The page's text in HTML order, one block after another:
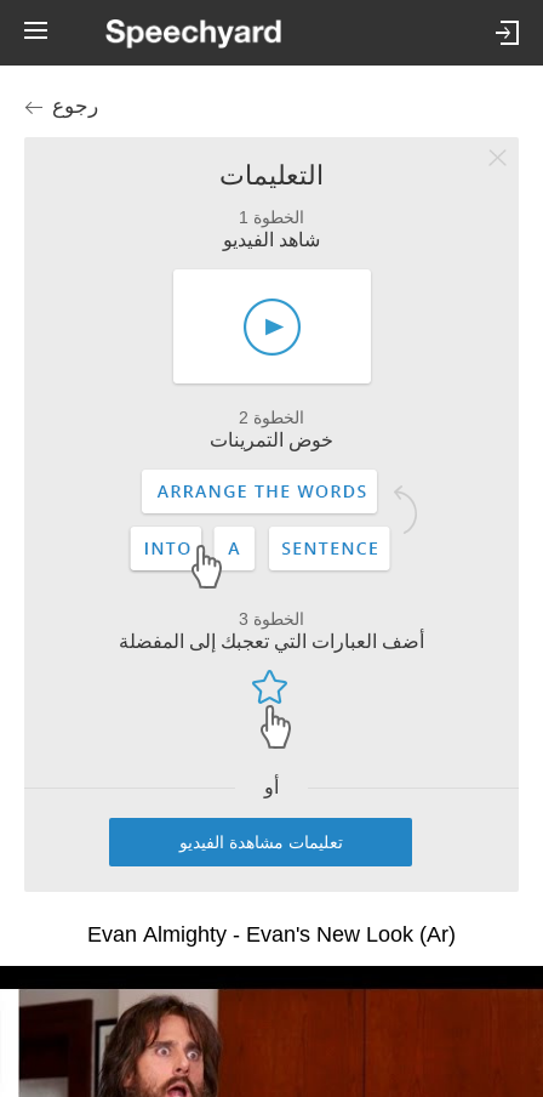
رجوع
التعليمات
الخطوة 1
شاهد الفيديو
الخطوة 2
خوض التمرينات
الخطوة 3
أضف العبارات التي تعجبك إلى المفضلة
أو
تعليمات مشاهدة الفيديو
Evan Almighty - Evan's New Look (Ar)